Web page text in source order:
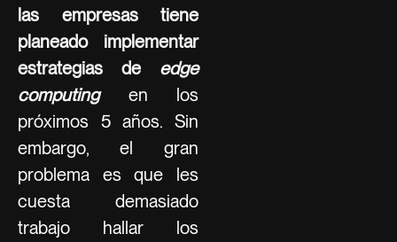
las empresas tiene
planeado implementar
estrategias de edge
computingen los
próximos 5 años. Sin
embargo, el gran
problema es que les
cuesta demasiado
trabajo hallar los